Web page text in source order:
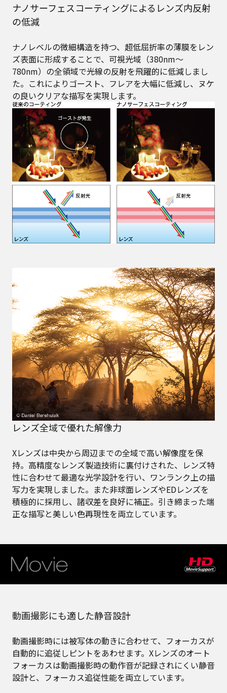
ナノサーフェスコーティングによるレンズ内反射
の低減
ナノレベルの微細構造を持つ、超低屈折率の薄膜をレン
ズ表面に形成することで、可視光域（380nm～
780nm）の全領域で光線の反射を飛躍的に低減しまし
た。これによりゴースト、フレアを大幅に低減し、ヌケ
の良いクリアな描写を実現します。
レンズ全域で優れた解像力
Xレンズは中央から周辺までの全域で高い解像度を保
持。高精度なレンズ製造技術に裏付けされた、レンズ特
性に合わせて最適な光学設計を行い、ワンランク上の描
写力を実現しました。また非球面レンズやEDレンズを
積極的に採用し、諸収差を良好に補正。引き締まった端
正な描写と美しい色再現性を両立しています。
動画撮影にも適した静音設計
動画撮影時には被写体の動きに合わせて、フォーカスが
自動的に追従しピントをあわせます。Xレンズのオート
フォーカスは動画撮影時の動作音が記録されにくい静音
設計と、フォーカス追従性能を両立しています。